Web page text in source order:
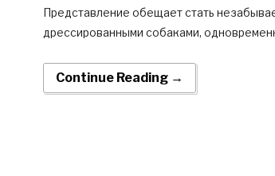
Представление обещает стать
дрессированными собаками,
Continue Reading →